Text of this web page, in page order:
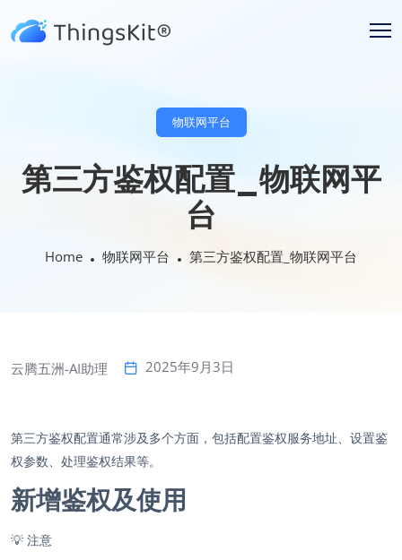
物联网平台
第三方鉴权配置_物联网平
台
Home 物联网平台 第三方鉴权配置_物联网平台
云腾五洲-AI助理 2025年9月3日
第三方鉴权配置通常涉及多个方面，包括配置鉴权服务地址、设置鉴
权参数、处理鉴权结果等。
新增鉴权及使用
💡 注意